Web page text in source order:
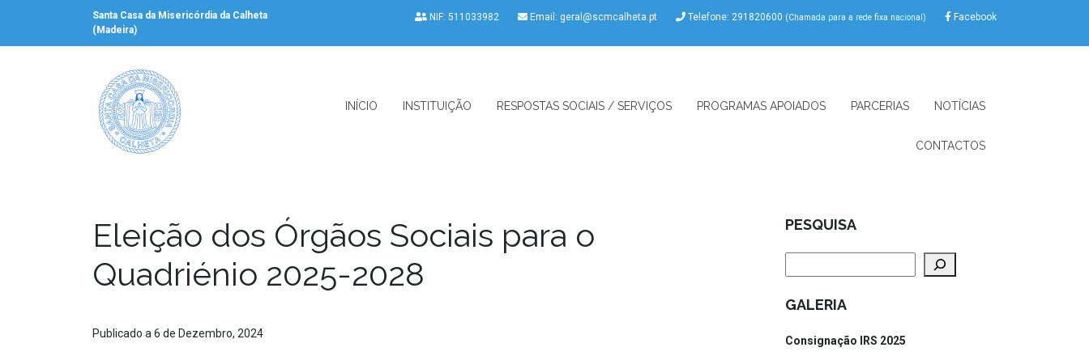
Santa Casa da Misericórdia da Calheta
(Madeira)
NIF: 511033982 Email: geral@scmcalheta.pt Telefone: 291820600 (Chamada para a rede fixa nacional) Facebook
INÍCIO INSTITUIÇÃO RESPOSTAS SOCIAIS / SERVIÇOS PROGRAMAS APOIADOS PARCERIAS NOTÍCIAS
CONTACTOS
Eleição dos Órgãos Sociais para o
Quadriénio 2025-2028
Publicado a 6 de Dezembro, 2024
PESQUISA
GALERIA
Consignação IRS 2025